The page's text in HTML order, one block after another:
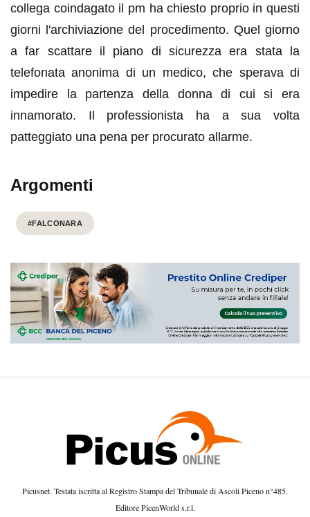
collega coindagato il pm ha chiesto proprio in questi
giorni l'archiviazione del procedimento. Quel giorno
a far scattare il piano di sicurezza era stata la
telefonata anonima di un medico, che sperava di
impedire la partenza della donna di cui si era
innamorato. Il professionista ha a sua volta
patteggiato una pena per procurato allarme.
Argomenti
#FALCONARA
Picusnet. Testata iscritta al Registro Stampa del Tribunale di Ascoli Piceno n°485.
Editore PicenWorld s.r.l.